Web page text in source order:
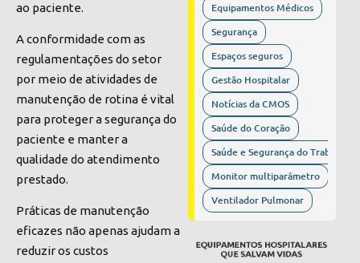
ao paciente.
A conformidade com as
regulamentações do setor
por meio de atividades de
manutenção de rotina é vital
para proteger a segurança do
paciente e manter a
qualidade do atendimento
prestado.
Práticas de manutenção
eficazes não apenas ajudam a
reduzir os custos
Equipamentos Médicos
Segurança
Espaços seguros
Gestão Hospitalar
Notícias da CMOS
Saúde do Coração
Saúde e Segurança do Trabalho
Monitor multiparâmetro
Ventilador Pulmonar